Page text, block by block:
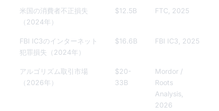
米国の消費者不正損失
（2024年）
$12.5B FTC, 2025
FBI IC3のインターネット
犯罪損失（2024年）
$16.6B FBI IC3, 2025
アルゴリズム取引市場
（2026年）
$20-
33B
Mordor /
Roots
Analysis,
2026